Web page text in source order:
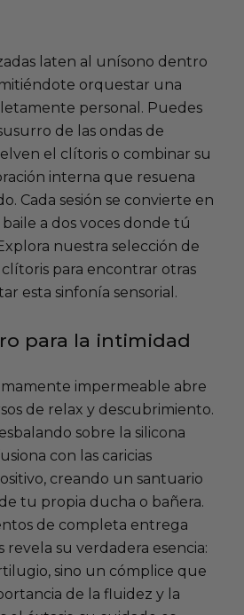
laten al unísono dentro
orquestar una
personal. Puedes
de las ondas de
el clítoris o combinar su
interna que resuena
Cada sesión se convierte en
a dos voces donde tú
nuestra selección de
clítoris para encontrar otras
esta sinfonía sensorial.
para la intimidad
impermeable abre
de relax y descubrimiento.
sobre la silicona
con las caricias
creando un santuario
tu propia ducha o bañera.
de completa entrega
revela su verdadera esencia:
sino un cómplice que
de la fluidez y la